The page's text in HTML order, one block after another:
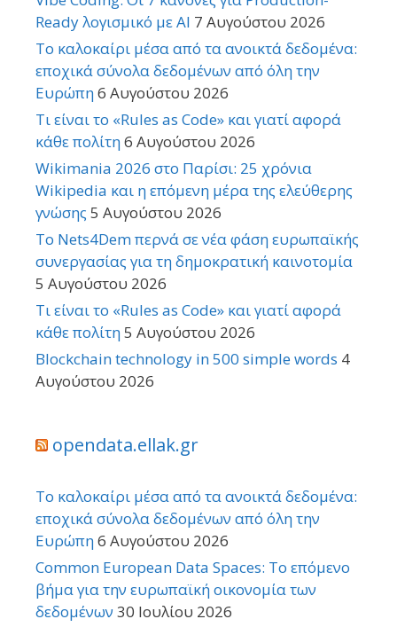
Ready λογισμικό με AI 7 Αυγούστου 2026
Το καλοκαίρι μέσα από τα ανοικτά δεδομένα:
εποχικά σύνολα δεδομένων από όλη την
Ευρώπη6 Αυγούστου 2026
Τι είναι το «Rules as Code» και γιατί αφορά
κάθε πολίτη6 Αυγούστου 2026
Wikimania 2026 στο Παρίσι: 25 χρόνια
Wikipedia και η επόμενη μέρα της ελεύθερης
γνώσης 5 Αυγούστου 2026
Το Nets4Dem περνά σε νέα φάση ευρωπαϊκής
συνεργασίας για τη δημοκρατική καινοτομία
5 Αυγούστου 2026
Τι είναι το «Rules as Code» και γιατί αφορά
κάθε πολίτη5 Αυγούστου 2026
Blockchain technology in 500 simple words 4
Αυγούστου 2026
opendata.ellak.gr
Το καλοκαίρι μέσα από τα ανοικτά δεδομένα:
εποχικά σύνολα δεδομένων από όλη την
Ευρώπη6 Αυγούστου 2026
Common European Data Spaces: Το επόμενο
βήμα για την ευρωπαϊκή οικονομία των
δεδομένων 30 Ιουλίου 2026